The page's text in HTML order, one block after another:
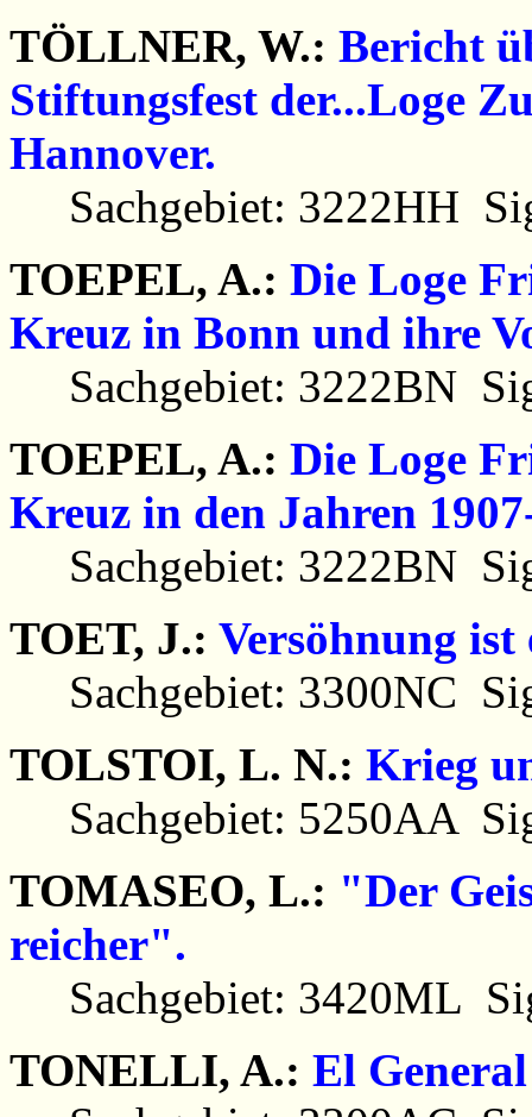
TÖLLNER, W.: Bericht
Stiftungsfest der...Loge
Hannover.
Sachgebiet: 3222HH
TOEPEL, A.: Die Loge
Kreuz in Bonn und ihre
Sachgebiet: 3222BN
TOEPEL, A.: Die Loge
Kreuz in den Jahren
Sachgebiet: 3222BN
TOET, J.: Versöhnung
Sachgebiet: 3300NC
TOLSTOI, L. N.: Krieg
Sachgebiet: 5250AA
TOMASEO, L.: "Der
reicher".
Sachgebiet: 3420ML
TONELLI, A.: El